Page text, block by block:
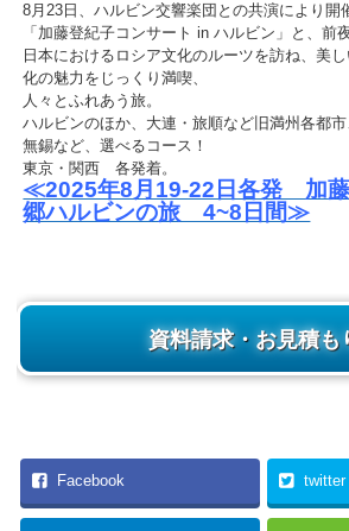
8月23日、ハルビン交響楽団との共演により開
「加藤登紀子コンサート in ハルビン」と、前
日本におけるロシア文化のルーツを訪ね、美
化の魅力をじっくり満喫、
人々とふれあう旅。
ハルビンのほか、大連・旅順など旧満州各都市
無錫など、選べるコース！
東京・関西 各発着。
≪2025年8月19-22日各発 加藤
郷ハルビンの旅 4~8日間≫
資料請求・お見積も
Facebook twitter